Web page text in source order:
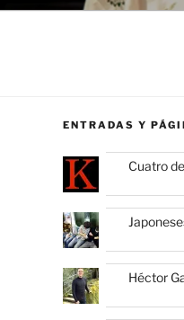
ENTRADAS Y
Cuatro
Héctor